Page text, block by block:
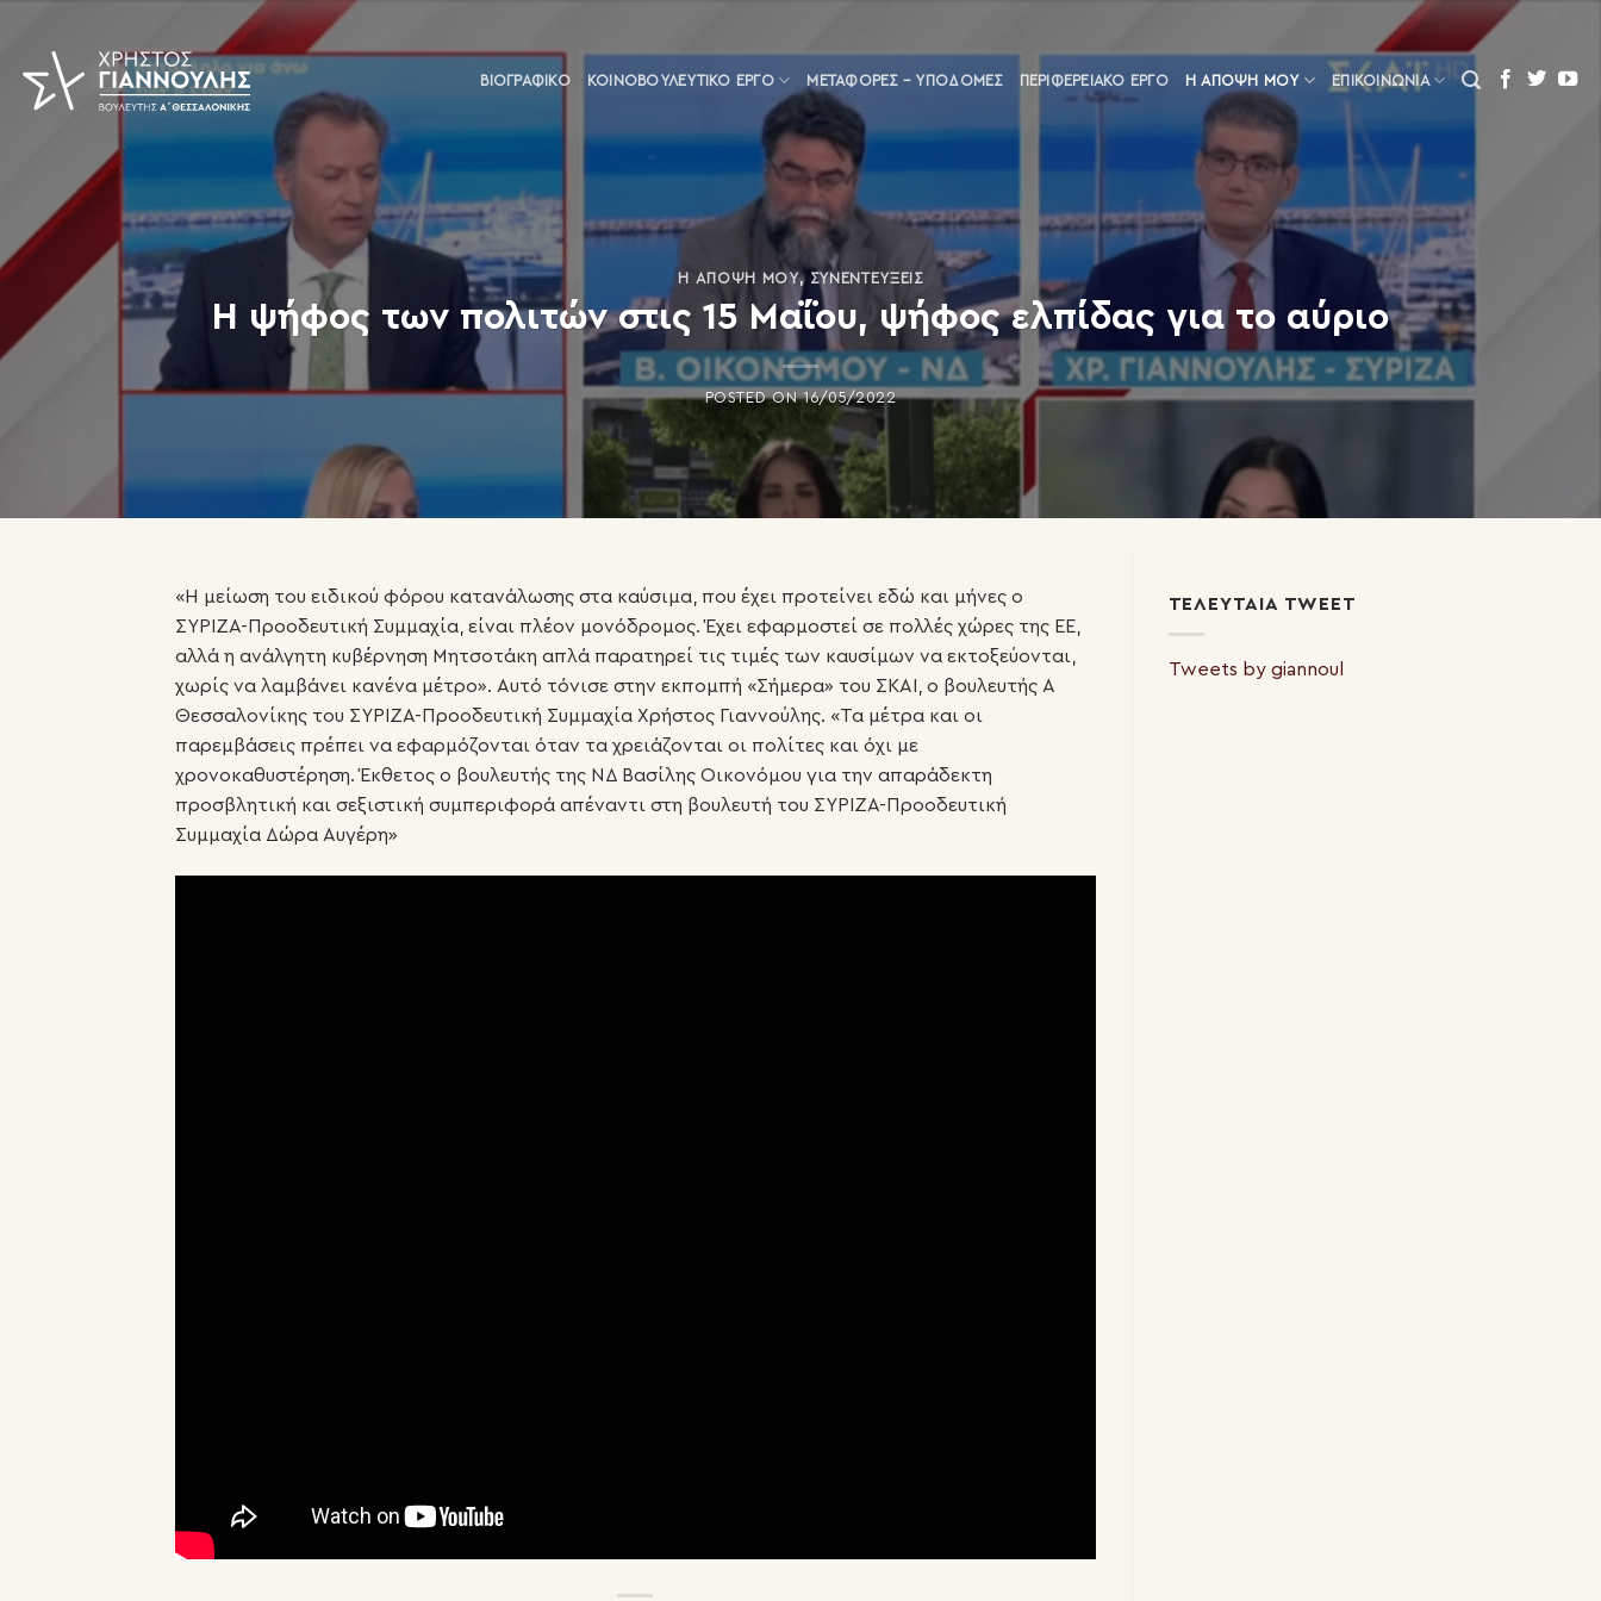
content
ΒΙΟΓΡΑΦΙΚΟ ΚΟΙΝΟΒΟΥΛΕΥΤΙΚΌ ΈΡΓΟ ΜΕΤΑΦΟΡΈΣ – ΥΠΟΔΟΜΈΣ ΠΕΡΙΦΕΡΕΙΑΚΌ ΈΡΓΟ Η ΆΠΟΨΗ ΜΟΥ ΕΠΙΚΟΙΝΩΝΙΑ
Η ΆΠΟΨΗ ΜΟΥ, ΣΥΝΕΝΤΕΎΞΕΙΣ
Η ψήφος των πολιτών στις 15 Μαΐου, ψήφος ελπίδας για το αύριο
POSTED ON16/05/2022
«Η μείωση του ειδικού φόρου κατανάλωσης στα καύσιμα, που έχει προτείνει εδώ και μήνες ο
ΣΥΡΙΖΑ-Προοδευτική Συμμαχία, είναι πλέον μονόδρομος. Έχει εφαρμοστεί σε πολλές χώρες της ΕΕ,
αλλά η ανάλγητη κυβέρνηση Μητσοτάκη απλά παρατηρεί τις τιμές των καυσίμων να εκτοξεύονται,
χωρίς να λαμβάνει κανένα μέτρο». Αυτό τόνισε στην εκπομπή «Σήμερα» του ΣΚΑΙ, ο βουλευτής Α
Θεσσαλονίκης του ΣΥΡΙΖΑ-Προοδευτική Συμμαχία Χρήστος Γιαννούλης. «Τα μέτρα και οι
παρεμβάσεις πρέπει να εφαρμόζονται όταν τα χρειάζονται οι πολίτες και όχι με
χρονοκαθυστέρηση. Έκθετος ο βουλευτής της ΝΔ Βασίλης Οικονόμου για την απαράδεκτη
προσβλητική και σεξιστική συμπεριφορά απέναντι στη βουλευτή του ΣΥΡΙΖΑ-Προοδευτική
Συμμαχία Δώρα Αυγέρη»
ΤΕΛΕΥΤΑΊΑ TWEET
Tweets by giannoul